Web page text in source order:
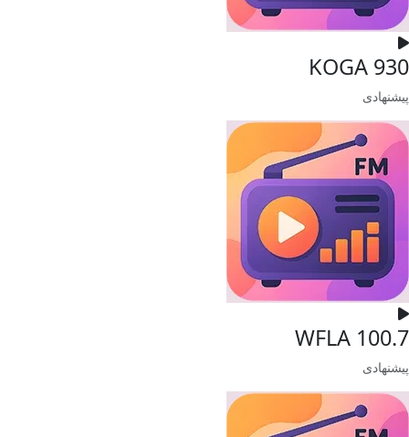
930 KOGA
پیشنهادی
WFLA 100.7
پیشنهادی